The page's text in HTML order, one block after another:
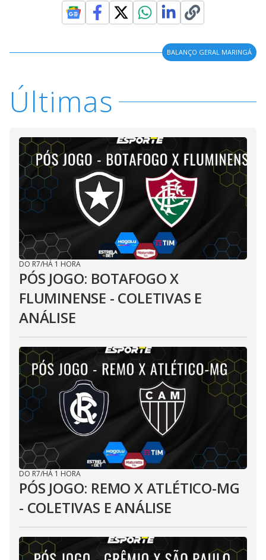
BALANÇO GERAL MARINGÁ
Últimas
DO R7/HÁ 1 HORA
PÓS JOGO: BOTAFOGO X
FLUMINENSE - COLETIVAS E
ANÁLISE
DO R7/HÁ 1 HORA
PÓS JOGO: REMO X ATLÉTICO-MG
- COLETIVAS E ANÁLISE